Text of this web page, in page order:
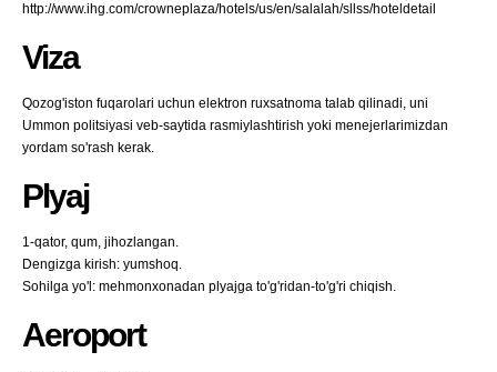
http://www.ihg.com/crowneplaza/hotels/us/en/salalah/sllss/hoteldetail
Viza
Qozog'iston fuqarolari uchun elektron ruxsatnoma talab qilinadi, uni
Ummon politsiyasi veb-saytida rasmiylashtirish yoki menejerlarimizdan
yordam so'rash kerak.
Plyaj
1-qator, qum, jihozlangan.
Dengizga kirish: yumshoq.
Sohilga yo'l: mehmonxonadan plyajga to'g'ridan-to'g'ri chiqish.
Aeroport